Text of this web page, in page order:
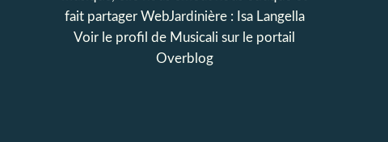
fait partager WebJardinière : Isa Langella
Voir le profil de Musicali sur le portail
Overblog